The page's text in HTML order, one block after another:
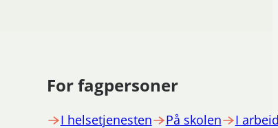
For fagpersoner
I helsetjenesten På skolen
I